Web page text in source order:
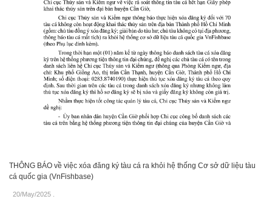
THÔNG BÁO về việc xóa đăng ký tàu cá ra khỏi hệ thống Cơ sở dữ liệu tàu
cá quốc gia (VnFishbase)
20/May/2025